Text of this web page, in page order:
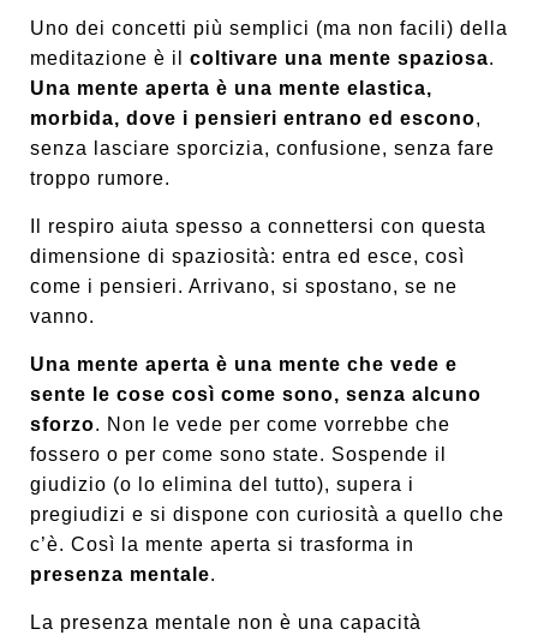
Uno dei concetti più semplici (ma non facili) della
meditazione è il coltivare una mente spaziosa.
Una mente aperta è una mente elastica,
morbida, dove i pensieri entrano ed escono,
senza lasciare sporcizia, confusione, senza fare
troppo rumore.
Il respiro aiuta spesso a connettersi con questa
dimensione di spaziosità: entra ed esce, così
come i pensieri. Arrivano, si spostano, se ne
vanno.
Una mente aperta è una mente che vede e
sente le cose così come sono, senza alcuno
sforzo. Non le vede per come vorrebbe che
fossero o per come sono state. Sospende il
giudizio (o lo elimina del tutto), supera i
pregiudizi e si dispone con curiosità a quello che
c’è. Così la mente aperta si trasforma in
presenza mentale.
La presenza mentale non è una capacità